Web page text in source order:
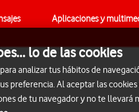
Aplicaciones y
lo de las cookies
analizar tus hábitos de
preferencia. Al aceptar las
de tu navegador y no te llevará